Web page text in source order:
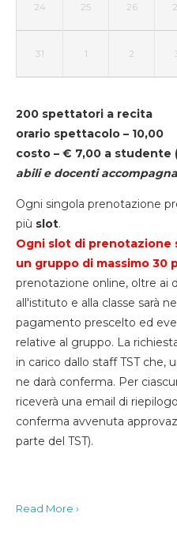
24 25 26
31 1 2
200 spettatori a recita
orario spettacolo – 10,00
costo – € 7,00 a studente
abili e docenti
Ogni singola prenotazione
più slot.
Ogni slot di prenotazione
un gruppo di massimo 30
prenotazione online, oltre ai
all'istituto e alla classe sarà
pagamento prescelto ed
relative al gruppo. La
in carico dallo staff TST che,
ne darà conferma. Per
riceverà una email di
conferma avvenuta
parte del TST).
Read More ›